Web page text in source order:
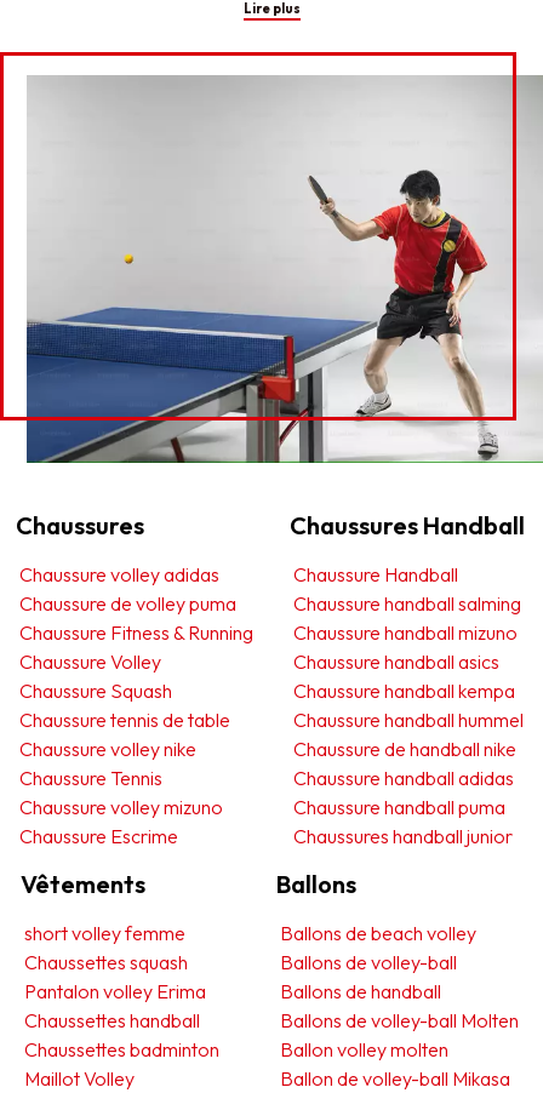
Lire plus
L’alliance parfaite entre technologie et style
Chaussures
Chaussure volley adidas
Chaussure de volley puma
Chaussure Fitness & Running
Chaussure Volley
Chaussure Squash
Chaussure tennis de table
Chaussure volley nike
Chaussure Tennis
Chaussure volley mizuno
Chaussure Escrime
Chaussures Handball
Chaussure Handball
Chaussure handball salming
Chaussure handball mizuno
Chaussure handball asics
Chaussure handball kempa
Chaussure handball hummel
Chaussure de handball nike
Chaussure handball adidas
Chaussure handball puma
Chaussures handball junior
Vêtements
short volley femme
Chaussettes squash
Pantalon volley Erima
Chaussettes handball
Chaussettes badminton
Maillot Volley
Ballons
Ballons de beach volley
Ballons de volley-ball
Ballons de handball
Ballons de volley-ball Molten
Ballon volley molten
Ballon de volley-ball Mikasa